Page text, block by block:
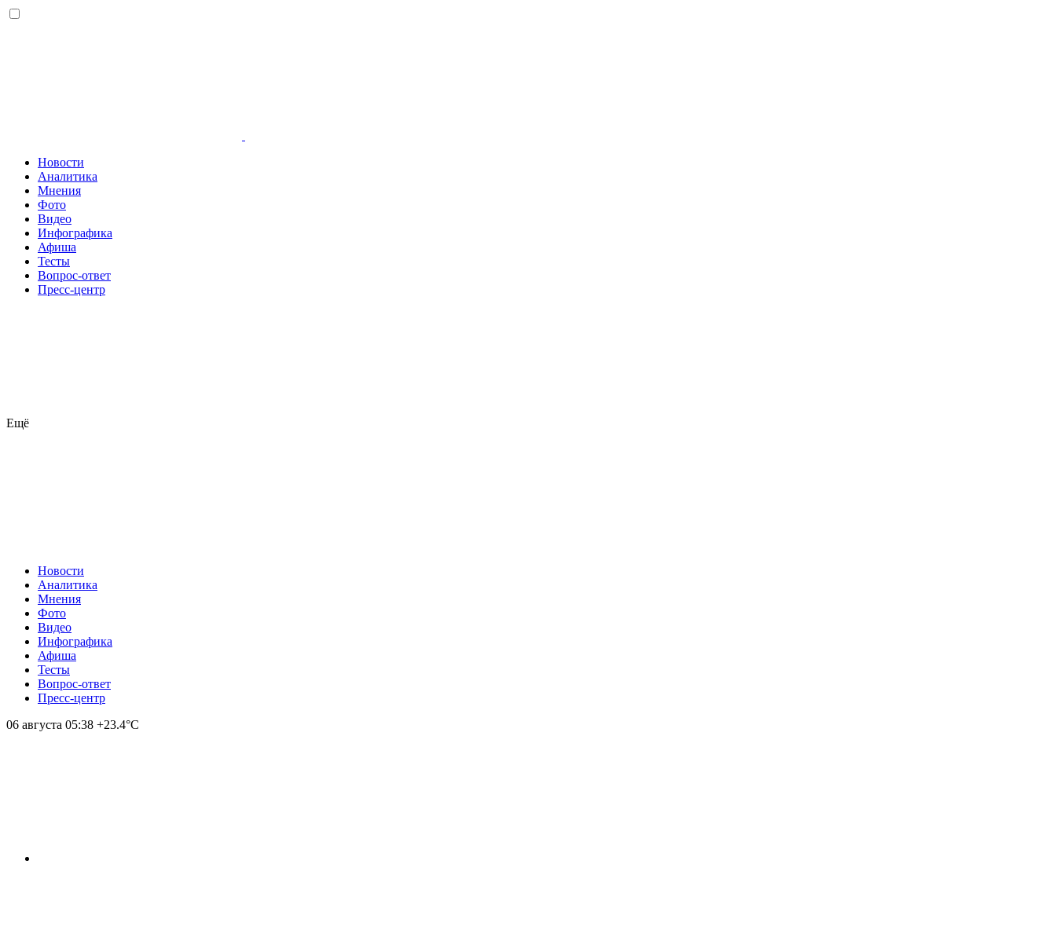
Новости
Аналитика
Мнения
Фото
Видео
Инфографика
Афиша
Тесты
Вопрос-ответ
Пресс-центр
Ещё
Новости
Аналитика
Мнения
Фото
Видео
Инфографика
Афиша
Тесты
Вопрос-ответ
Пресс-центр
06 августа 05:38 +23.4°С